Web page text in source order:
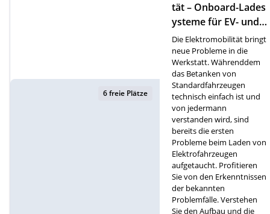
6 freie Plätze
tät – Onboard-Lades
ysteme für EV- und P
HEV-Fahrzeuge (D)
Die Elektromobilität bringt
neue Probleme in die
Werkstatt. Währenddem
das Betanken von
Standardfahrzeugen
technisch einfach ist und
von jedermann
verstanden wird, sind
bereits die ersten
Probleme beim Laden von
Elektrofahrzeugen
aufgetaucht. Profitieren
Sie von den Erkenntnissen
der bekannten
Problemfälle. Verstehen
Sie den Aufbau und die